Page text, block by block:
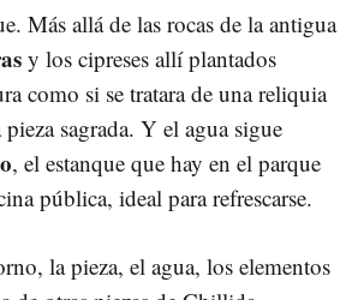
Más allá de las rocas de la antigua
y los cipreses allí plantados
como si se tratara de una reliquia
sagrada. Y el agua sigue
, el estanque que hay en el parque
pública, ideal para refrescarse.
la pieza, el agua, los elementos